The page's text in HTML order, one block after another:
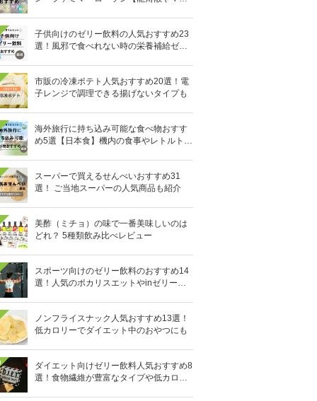
子供向けのゼリー飲料の人気おすすめ23
選！風邪で食べれない時の栄養補給ゼリ
市販の冷凍ポテト人気おすすめ20選！電
子レンジで調理できる揚げないタイプも
海外旅行に持ち込み可能な食べ物おすす
め5選【日本食】機内の食事やレトルト食
スーパーで買えるせんべいおすすめ31
選！ ご当地スーパーの人気商品も紹介
美酢（ミチョ）の味で一番美味しいのは
どれ？ 5種類飲み比べレビュー
スポーツ向けのゼリー飲料のおすすめ14
選！人気のポカリスエットやinゼリーな
ノンフライスナック人気おすすめ13選！
低カロリーでダイエット中のおやつにも
ダイエット向けゼリー飲料人気おすすめ8
選！食物繊維が豊富なタイプや低カロリ